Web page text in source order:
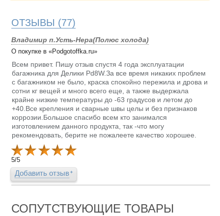
ОТЗЫВЫ (77)
Владимир п.Усть-Нера(Полюс холода)
О покупке в «Podgotoffka.ru»
Всем привет. Пишу отзыв спустя 4 года эксплуатации
багажника для Делики Pd8W.За все время никаких проблем
с багажником не было, краска спокойно пережила и дрова и
сотни кг вещей и много всего еще, а также выдержала
крайне низкие температуры до -63 градусов и летом до
+40.Все крепления и сварные швы целы и без признаков
коррозии.Большое спасибо всем кто занимался
изготовлением данного продукта, так -что могу
рекомендовать, берите не пожалеете качество хорошее.
5/5
Добавить отзыв
СОПУТСТВУЮЩИЕ ТОВАРЫ